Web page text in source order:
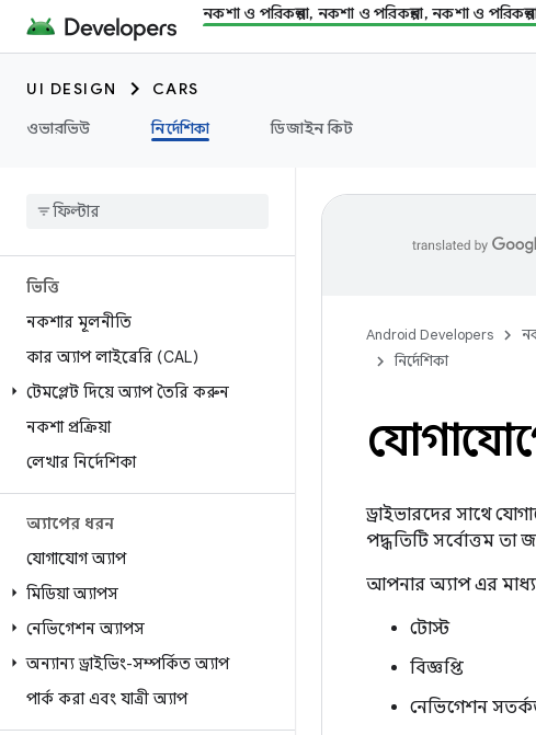
নকশা ও পরিকল্পনা, নকশা ও পরিকল্পনা, নকশা ও
UI DESIGN
CARS
ওভারভিউ
নির্দেশিকা ডিজাইন কিট
ভিত্তি
নকশার মূলনীতি
কার অ্যাপ লাইব্রেরি (CAL)
টেমপ্লেট দিয়ে অ্যাপ তৈরি করুন
নকশা প্রক্রিয়া
লেখার নির্দেশিকা
অ্যাপের ধরন
যোগাযোগ অ্যাপ
মিডিয়া অ্যাপস
নেভিগেশন অ্যাপস
অন্যান্য ড্রাইভিং-সম্পর্কিত অ্যাপ
পার্ক করা এবং যাত্রী অ্যাপ
Android Developers
নির্দেশিকা
ড্রাইভারদের সাথে
পদ্ধতিটি সর্বোত্তম তা
আপনার অ্যাপ এর
টোস্ট
বিজ্ঞপ্তি
নেভিগেশন